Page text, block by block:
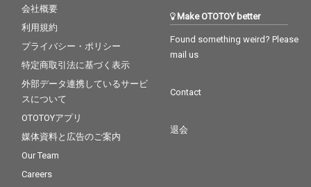
会社概要
利用規約
プライバシー・ポリシー
特定商取引法に基づく表示
外部データ連携しているサービ
スについて
OTOTOYアプリ
媒体資料と広告のご案内
Our Team
Careers
Make OTOTOY better
Found something weird? Please
mail us
Contact
退会